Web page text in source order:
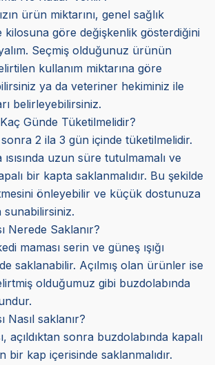
ürün miktarını, genel sağlık
kilosuna göre değişkenlik gösterdiğini
Seçmiş olduğunuz ürünün
kullanım miktarına göre
ya da veteriner hekiminiz ile
belirleyebilirsiniz.
Günde Tüketilmelidir?
sonra 2 ila 3 gün içinde tüketilmelidir.
uzun süre tutulmamalı ve
bir kapta saklanmalıdır. Bu şekilde
önleyebilir ve küçük dostunuza
sunabilirsiniz.
Nerede Saklanır?
maması serin ve güneş ışığı
saklanabilir. Açılmış olan ürünler ise
olduğumuz gibi buzdolabında
Nasıl saklanır?
açıldıktan sonra buzdolabında kapalı
bir kap içerisinde saklanmalıdır.